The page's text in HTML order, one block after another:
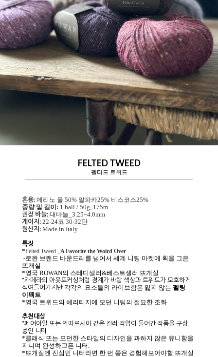
FELTED TWEED
펠티드 트위드
혼용: 메리노 울 50% 알파카25% 비스코스25%
중량 및 길이: 1 ball / 50g, 175m
권장 바늘: 대바늘_3.25~4.0mm
게이지: 22-24코 30-32단
원산지: Made in Italy
특징
*Felted Tweed _ A Favorite the Wolrd Over
-로완 브랜드 바운드리를 넘어서 세계 니팅 마켓에 획을 그은
뜨개실
*영국 ROWAN의 스테디셀러&베스트셀러 뜨개실
*카메라의 아웃포커싱처럼 경계가 바탕 색상과 트위드가 모호하게
섞여들어가지만 각각의 요소들의 라이브함은 잃지 않는 펠팅
이펙트
*영국 트위드의 헤리티지에 모던 니팅의 절묘한 조화
추천대상
*페어아일 또는 인따르시아 같은 컬러 작업이 들어간 작품을 구상
중인 니터
*클래식 또는 모던한 스타일의 디자인을 과하지 않은 유니함을
지니며 완성하고픈 니터.
*뜨개질엔 진심인 니터라면 한 번 쯤은 경험해보아야할 뜨개실